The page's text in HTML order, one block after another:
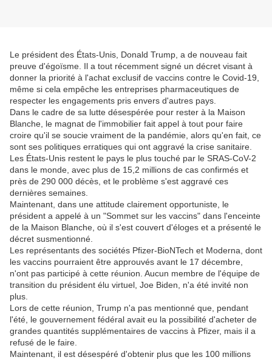
Le président des États-Unis, Donald Trump, a de nouveau fait
preuve d'égoïsme. Il a tout récemment signé un décret visant à
donner la priorité à l'achat exclusif de vaccins contre le Covid-19,
même si cela empêche les entreprises pharmaceutiques de
respecter les engagements pris envers d'autres pays.
Dans le cadre de sa lutte désespérée pour rester à la Maison
Blanche, le magnat de l'immobilier fait appel à tout pour faire
croire qu'il se soucie vraiment de la pandémie, alors qu'en fait, ce
sont ses politiques erratiques qui ont aggravé la crise sanitaire.
Les États-Unis restent le pays le plus touché par le SRAS-CoV-2
dans le monde, avec plus de 15,2 millions de cas confirmés et
près de 290 000 décès, et le problème s'est aggravé ces
dernières semaines.
Maintenant, dans une attitude clairement opportuniste, le
président a appelé à un "Sommet sur les vaccins" dans l'enceinte
de la Maison Blanche, où il s'est couvert d'éloges et a présenté le
décret susmentionné.
Les représentants des sociétés Pfizer-BioNTech et Moderna, dont
les vaccins pourraient être approuvés avant le 17 décembre,
n'ont pas participé à cette réunion. Aucun membre de l'équipe de
transition du président élu virtuel, Joe Biden, n'a été invité non
plus.
Lors de cette réunion, Trump n'a pas mentionné que, pendant
l'été, le gouvernement fédéral avait eu la possibilité d'acheter de
grandes quantités supplémentaires de vaccins à Pfizer, mais il a
refusé de le faire.
Maintenant, il est désespéré d'obtenir plus que les 100 millions